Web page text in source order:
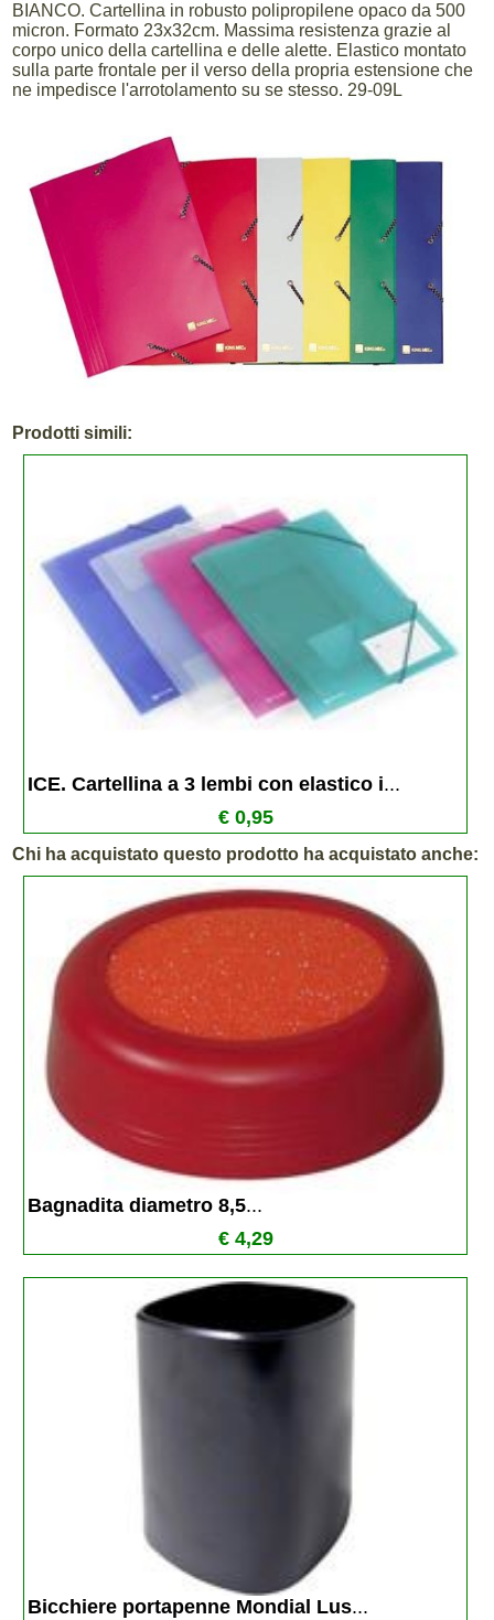
BIANCO. Cartellina in robusto polipropilene opaco da 500
micron. Formato 23x32cm. Massima resistenza grazie al
corpo unico della cartellina e delle alette. Elastico montato
sulla parte frontale per il verso della propria estensione che
ne impedisce l'arrotolamento su se stesso. 29-09L
Prodotti simili:
ICE. Cartellina a 3 lembi con elastico i...
€ 0,95
Chi ha acquistato questo prodotto ha acquistato anche:
Bagnadita diametro 8,5...
€ 4,29
Bicchiere portapenne Mondial Lus...